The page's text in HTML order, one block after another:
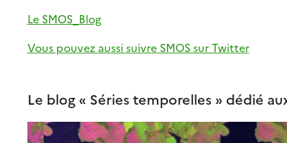
Le SMOS_Blog
Vous pouvez aussi suivre SMOS sur Twitter
Le blog « Séries temporelles » dédié